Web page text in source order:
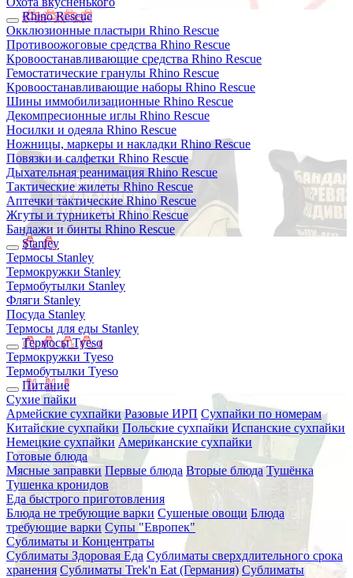
Rhino Rescue
Окклюзионные пластыри Rhino Rescue
Противоожоговые средства Rhino Rescue
Кровоостанавливающие средства Rhino Rescue
Гемостатические гранулы Rhino Rescue
Кровоостанавливающие наборы Rhino Rescue
Шины иммобилизационные Rhino Rescue
Декомпресионные иглы Rhino Rescue
Носилки и одеяла Rhino Rescue
Ножницы, маркеры и накладки Rhino Rescue
Повязки и салфетки Rhino Rescue
Дыхательная реанимация Rhino Rescue
Тактические жилеты Rhino Rescue
Аптечки тактические Rhino Rescue
Жгуты и турникеты Rhino Rescue
Бандажи и бинты Rhino Rescue
Stanley
Термосы Stanley
Термокружки Stanley
Термобутылки Stanley
Фляги Stanley
Посуда Stanley
Термосы для еды Stanley
Термосы Tyeso
Термокружки Tyeso
Термобутылки Tyeso
Питание
Сухие пайки
Армейские сухпайки Разовые ИРП Сухпайки по номерам
Китайские сухпайки Польские сухпайки Испанские сухпайки
Немецкие сухпайки Американские сухпайки
Готовые блюда
Мясные заправки Первые блюда Вторые блюда Тушёнка
Тушенка кронидов
Еда быстрого приготовления
Блюда не требующие варки Сушеные овощи Блюда
требующие варки Супы "Европек"
Сублиматы и Концентраты
Сублиматы Здоровая Еда Сублиматы сверхдлительного срока
хранения Сублиматы Trek'n Eat (Германия) Сублиматы